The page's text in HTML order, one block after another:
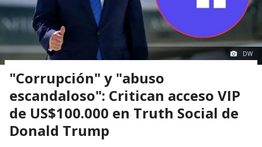
DW
"Corrupción" y "abuso
escandaloso": Critican acceso VIP
de US$100.000 en Truth Social de
Donald Trump